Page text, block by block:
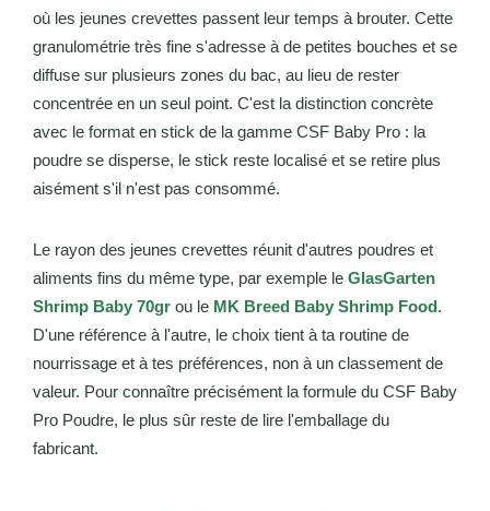
où les jeunes crevettes passent leur temps à brouter. Cette
granulométrie très fine s'adresse à de petites bouches et se
diffuse sur plusieurs zones du bac, au lieu de rester
concentrée en un seul point. C'est la distinction concrète
avec le format en stick de la gamme CSF Baby Pro : la
poudre se disperse, le stick reste localisé et se retire plus
aisément s'il n'est pas consommé.
Le rayon des jeunes crevettes réunit d'autres poudres et
aliments fins du même type, par exemple le GlasGarten
Shrimp Baby 70gr ou le MK Breed Baby Shrimp Food.
D'une référence à l'autre, le choix tient à ta routine de
nourrissage et à tes préférences, non à un classement de
valeur. Pour connaître précisément la formule du CSF Baby
Pro Poudre, le plus sûr reste de lire l'emballage du
fabricant.